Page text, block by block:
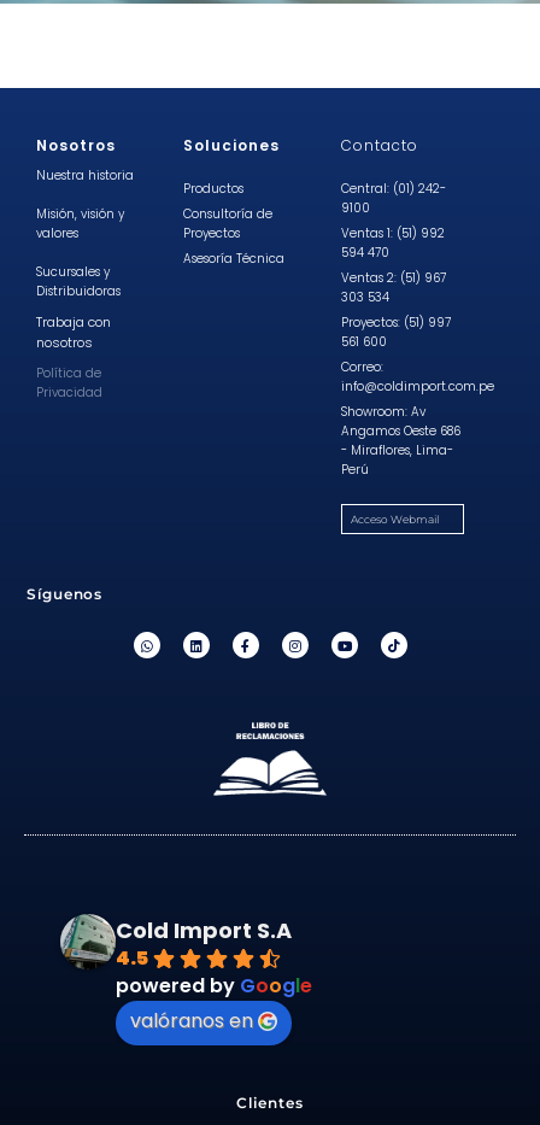
Nosotros
Nuestra historia
Misión, visión y
valores
Sucursales y
Distribuidoras
Trabaja con
nosotros
Política de
Privacidad
Soluciones
Productos
Consultoría de
Proyectos
Asesoría Técnica
Contacto
Central: (01) 242-
9100
Ventas 1: (51) 992
594 470
Ventas 2: (51) 967
303 534
Proyectos: (51) 997
561 600
Correo:
info@coldimport.com.pe
Showroom: Av
Angamos Oeste 686
- Miraflores, Lima-
Perú
Acceso Webmail
Síguenos
Cold Import S.A
4.5
powered by Google
valóranos en
Clientes